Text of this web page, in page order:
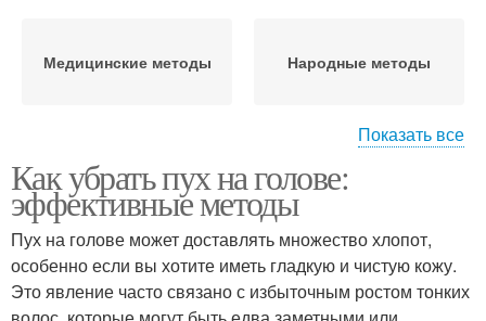
Медицинские методы Народные методы
Косметические
средства
Методы для борьбы
Показать все
Как убрать пух на голове:
эффективные методы
Пух на голове может доставлять множество хлопот,
особенно если вы хотите иметь гладкую и чистую кожу.
Это явление часто связано с избыточным ростом тонких